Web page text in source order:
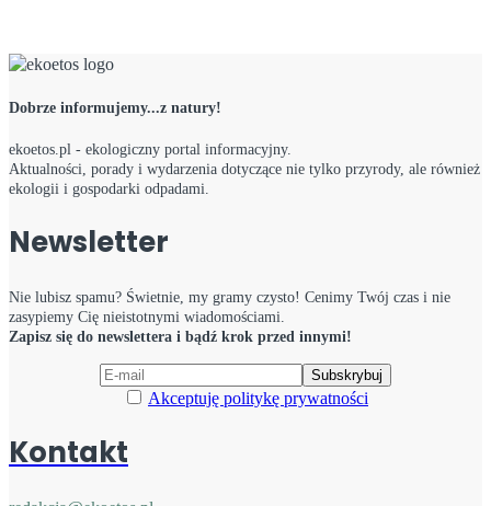
Dobrze informujemy...z natury!
ekoetos.pl - ekologiczny portal informacyjny.
Aktualności, porady i wydarzenia dotyczące nie tylko przyrody, ale również
ekologii i gospodarki odpadami.
Newsletter
Nie lubisz spamu? Świetnie, my gramy czysto! Cenimy Twój czas i nie
zasypiemy Cię nieistotnymi wiadomościami.
Zapisz się do newslettera i bądź krok przed innymi!
Akceptuję politykę prywatności
Kontakt